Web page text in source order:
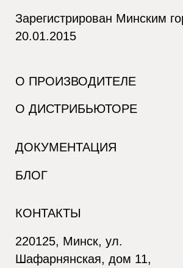
Зарегистрирован Минским
20.01.2015
О ПРОИЗВОДИТЕЛЕ
О ДИСТРИБЬЮТОРЕ
ДОКУМЕНТАЦИЯ
БЛОГ
КОНТАКТЫ
220125, Минск, ул.
Шафарнянская, дом 11,